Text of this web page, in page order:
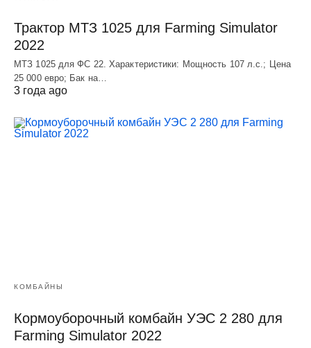
Трактор МТЗ 1025 для Farming Simulator
2022
МТЗ 1025 для ФС 22. Характеристики: Мощность 107 л.c.; Цена
25 000 евро; Бак на…
3 года ago
КОМБАЙНЫ
Кормоуборочный комбайн УЭC 2 280 для
Farming Simulator 2022